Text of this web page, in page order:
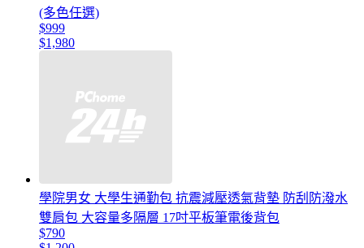
(多色任選)
$999
$1,980
學院男女 大學生通勤包 抗震減壓透氣背墊 防刮防潑水
雙肩包 大容量多隔層 17吋平板筆電後背包
$790